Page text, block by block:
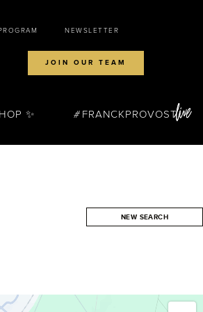
NEW SEARCH
NEWSLETTER
JOIN OUR TEAM
✨ FRANCKPROVOST